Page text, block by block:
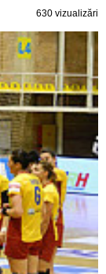
630 vizualizări